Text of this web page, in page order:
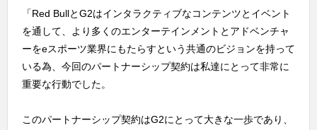
「Red BullとG2はインタラクティブなコンテンツとイベント
を通して、より多くのエンターテインメントとアドベンチャ
ーをeスポーツ業界にもたらすという共通のビジョンを持って
いる為、今回のパートナーシップ契約は私達にとって非常に
重要な行動でした。
このパートナーシップ契約はG2にとって大きな一歩であり、